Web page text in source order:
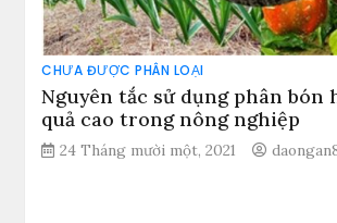
CHƯA ĐƯỢC PHÂN LOẠI
Nguyên tắc sử dụng phân bón
quả cao trong nông nghiệp
24 Tháng mười một, 2021